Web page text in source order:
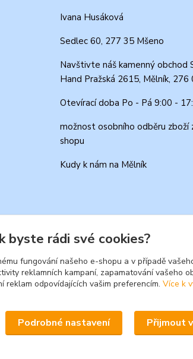
Ivana Husáková
Sedlec 60, 277 35 Mšeno
Navštivte náš kamenný obchod
Hand Pražská 2615, Mělník, 276
Otevírací doba Po - Pá 9:00 -
možnost osobního odběru zboží
shopu
Kudy k nám na Mělník
byste rádi své cookies?
fungování našeho e-shopu a v případě
reklamních kampaní, zapamatování vašeho
reklam odpovídajících vašim preferencím. Více k
Podrobné nastavení Přijmout